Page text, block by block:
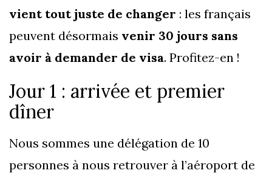
vient tout juste de changer : les français
peuvent désormais venir 30 jours sans
avoir à demander de visa. Profitez-en !
Jour 1 : arrivée et premier
dîner
Nous sommes une délégation de 10
personnes à nous retrouver à l’aéroport de